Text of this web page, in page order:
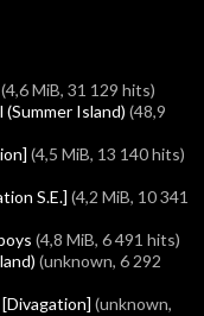
(4,6 MiB, 31 129 hits)
Island) (48,9
(4,5 MiB, 13 140 hits)
S.E.] (4,2 MiB, 10 341
(4,8 MiB, 6 491 hits)
(unknown, 6 292
(unknown,